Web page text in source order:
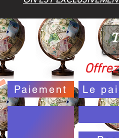
Paiement Le